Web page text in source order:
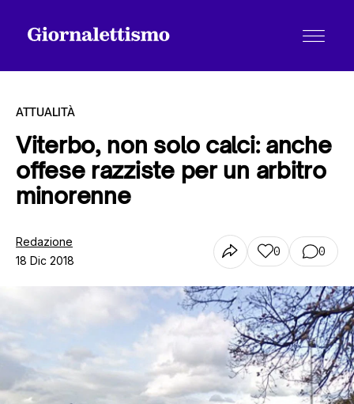
Tutti gli articoli
Chi siamo
ATTUALITÀ
Viterbo, non solo calci: anche
offese razziste per un arbitro
minorenne
Redazione
18 Dic 2018
0 0